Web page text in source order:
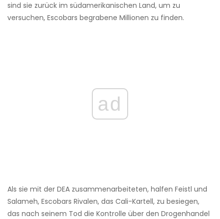
sind sie zurück im südamerikanischen Land, um zu
versuchen, Escobars begrabene Millionen zu finden.
ad
Als sie mit der DEA zusammenarbeiteten, halfen Feistl und
Salameh, Escobars Rivalen, das Cali-Kartell, zu besiegen,
das nach seinem Tod die Kontrolle über den Drogenhandel